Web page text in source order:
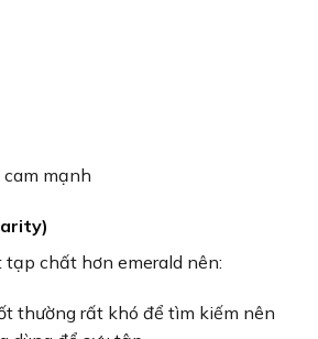
mạnh
chất hơn emerald nên:
thường rất khó để tìm kiếm nên